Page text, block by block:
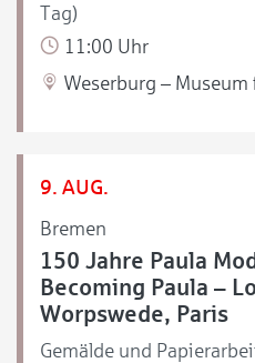
Tag)
11:00 Uhr
Weserburg –
9. AUG.
Bremen
150 Jahre Paula
Becoming Paula –
Worpswede, Paris
Gemälde und